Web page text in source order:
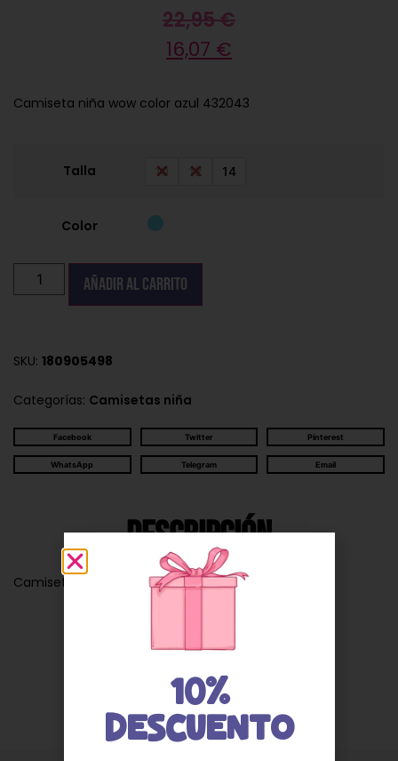
22,95€
16,07 €
Camiseta niña wow color azul 432043
Talla 10 12 14
Color
Añadir al carrito
SKU: 180905498
Categorías: Camisetas niña
Facebook Twitter Pinterest
WhatsApp Telegram Email
Descripción
Camiseta niña wow color azul 432043
Valoraciones
10%
DESCUENTO